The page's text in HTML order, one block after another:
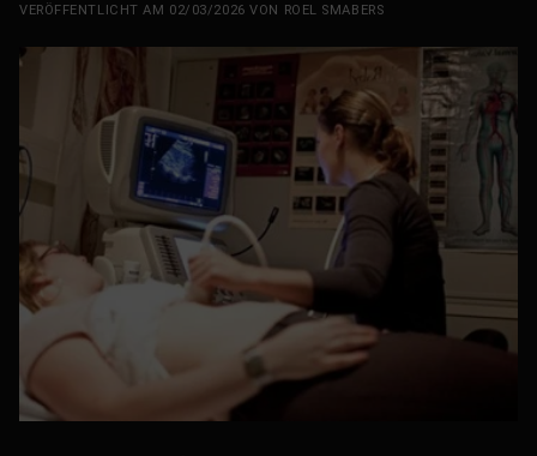
VERÖFFENTLICHT AM 02/03/2026 VON ROEL SMABERS